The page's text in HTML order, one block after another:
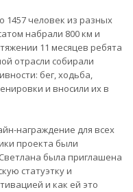
1457 человек из разных
набрали 800 км и
11 месяцев ребята
отрасли собирали
бег, ходьба,
и вносили их в
награждение для всех
проекта были
была приглашена
статуэтку и
и как ей это